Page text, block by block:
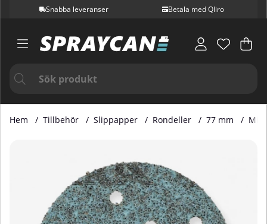
Snabba leveranser Betala med Qliro
.
Hem Tillbehör Slippapper Rondeller 77 mm